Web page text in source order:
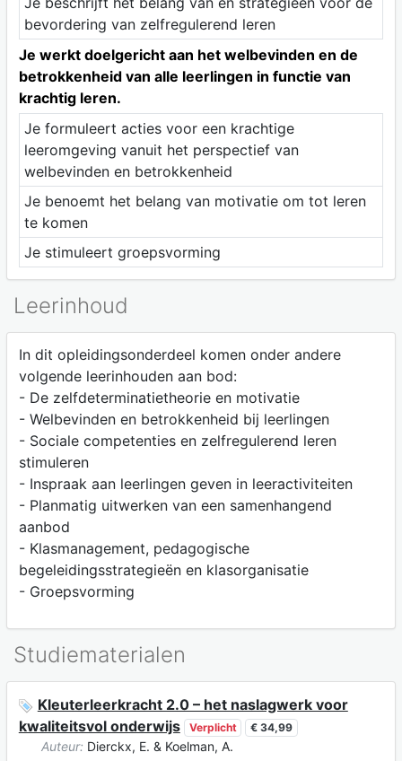
bevordering van zelfregulerend leren
Je werkt doelgericht aan het welbevinden en de
betrokkenheid van alle leerlingen in functie van
krachtig leren.
Je formuleert acties voor een krachtige
leeromgeving vanuit het perspectief van
welbevinden en betrokkenheid
Je benoemt het belang van motivatie om tot leren
te komen
Je stimuleert groepsvorming
Leerinhoud
In dit opleidingsonderdeel komen onder andere
volgende leerinhouden aan bod:
- De zelfdeterminatietheorie en motivatie
- Welbevinden en betrokkenheid bij leerlingen
- Sociale competenties en zelfregulerend leren
stimuleren
- Inspraak aan leerlingen geven in leeractiviteiten
- Planmatig uitwerken van een samenhangend
aanbod
- Klasmanagement, pedagogische
begeleidingsstrategieën en klasorganisatie
- Groepsvorming
Studiematerialen
Kleuterleerkracht 2.0 – het naslagwerk voor
kwaliteitsvol onderwijs
Verplicht € 34,99
Auteur: Dierckx, E. & Koelman, A.